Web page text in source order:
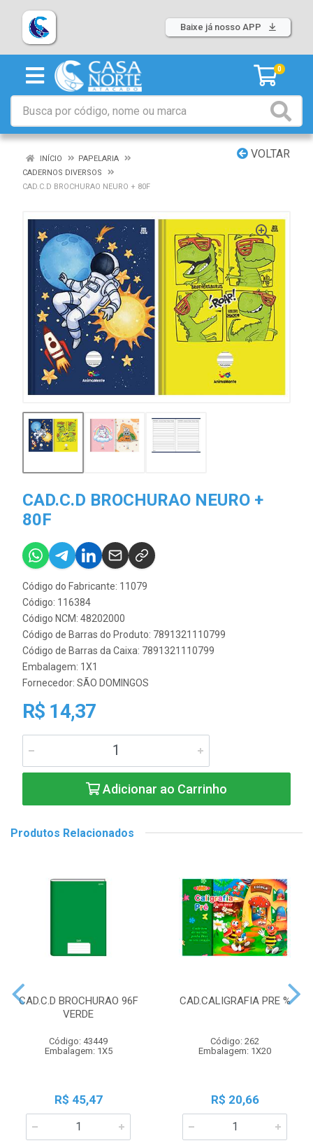
Baixe já nosso APP
0
VOLTAR
INÍCIO
PAPELARIA
CADERNOS DIVERSOS
CAD.C.D BROCHURAO NEURO + 80F
CAD.C.D BROCHURAO NEURO +
80F
Código do Fabricante: 11079
Código: 116384
Código NCM: 48202000
Código de Barras do Produto: 7891321110799
Código de Barras da Caixa: 7891321110799
Embalagem: 1X1
Fornecedor: SÃO DOMINGOS
R$ 14,37
Adicionar ao Carrinho
Produtos Relacionados
CAD.C.D BROCHURAO 96F
VERDE
Código: 43449
Embalagem: 1X5
R$ 45,47
CAD.CALIGRAFIA PRE %
Código: 262
Embalagem: 1X20
R$ 20,66